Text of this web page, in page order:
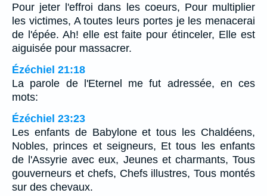
Pour jeter l'effroi dans les coeurs, Pour multiplier
les victimes, A toutes leurs portes je les menacerai
de l'épée. Ah! elle est faite pour étinceler, Elle est
aiguisée pour massacrer.
Ézéchiel 21:18
La parole de l'Eternel me fut adressée, en ces
mots:
Ézéchiel 23:23
Les enfants de Babylone et tous les Chaldéens,
Nobles, princes et seigneurs, Et tous les enfants
de l'Assyrie avec eux, Jeunes et charmants, Tous
gouverneurs et chefs, Chefs illustres, Tous montés
sur des chevaux.